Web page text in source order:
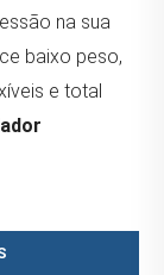
na sua
baixo peso,
e total